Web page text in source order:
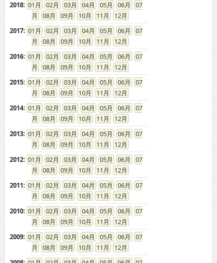
2018: 01 02 03 04 05 06
07
08
09 10 11
12
2017: 01 02 03 04 05 06
07
08
09 10 11
12
2016: 01 02 03 04 05 06
07
08
09 10 11
12
2015: 01 02 03 04 05 06
07
08
09 10 11
12
2014: 01 02 03 04 05 06
07
08
09 10 11
12
2013: 01 02 03 04 05 06
07
08
09 10 11
12
2012: 01 02 03 04 05 06
07
08
09 10 11
12
2011: 01 02 03 04 05 06
07
08
09 10 11
12
2010: 01 02 03 04 05 06
07
08
09 10 11
12
2009: 01 02 03 04 05 06
07
08
09 10 11
12